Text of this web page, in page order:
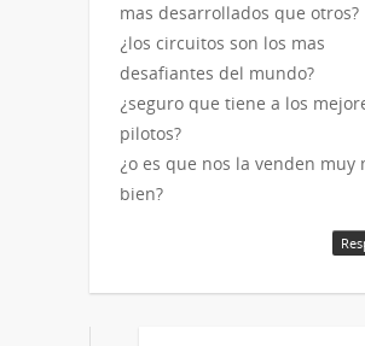
mas desarrollados que otros?
¿los circuitos son los mas
desafiantes del mundo?
¿seguro que tiene a los
pilotos?
¿o es que nos la venden muy
bien?